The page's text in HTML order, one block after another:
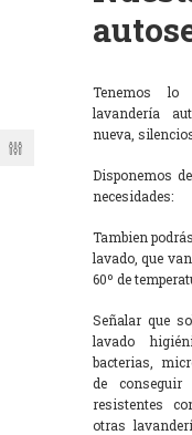
Tenemos
lavandería
nueva,
Disponemos
necesidades:
Tambien
lavado, que
60º de
Señalar que
lavado
bacterias,
de
resistentes
otras